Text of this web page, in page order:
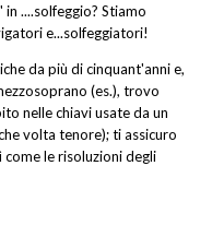
....solfeggio? Stiamo
e...solfeggiatori!
da più di cinquant'anni e,
(es.), trovo
nelle chiavi usate da un
volta tenore); ti assicuro
le risoluzioni degli